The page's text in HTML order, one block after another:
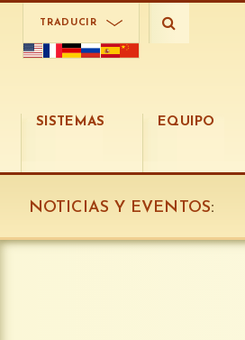
TRADUCIR
SISTEMAS EQUIPO
NOTICIAS Y EVENTOS: